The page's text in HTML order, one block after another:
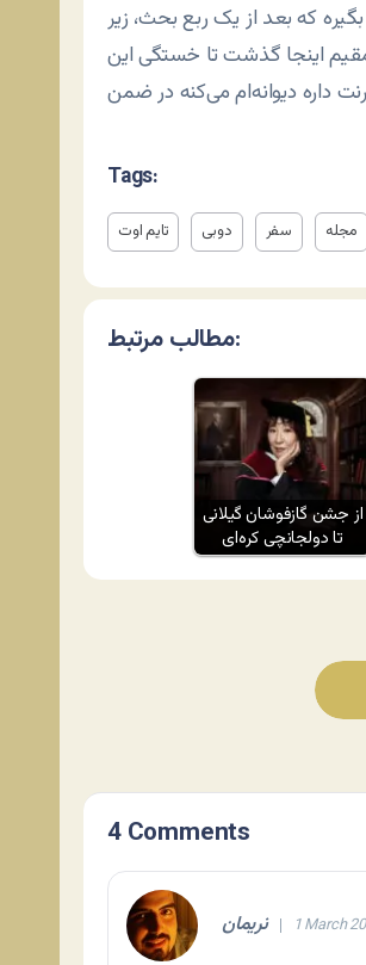
که بعد از یک ربع بحث، زیر
اینجا گذشت تا خستگی این
Tags:
تایم اوت دوبی سفر مجله
مطالب مرتبط:
از جشن گازفوشان گیلانی
تا دولجانچی کره‌ای
4 Comments
نریمان 1 March